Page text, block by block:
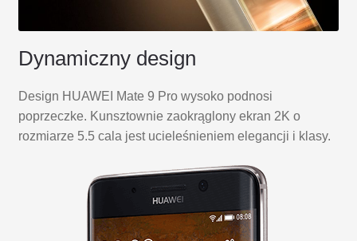
Dynamiczny design
Design HUAWEI Mate 9 Pro wysoko podnosi
poprzeczke. Kunsztownie zaokrąglony ekran 2K o
rozmiarze 5.5 cala jest ucieleśnieniem elegancji i klasy.